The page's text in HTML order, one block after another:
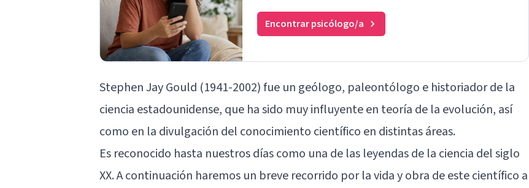
Encontrar psicólogo/a
Stephen Jay Gould (1941-2002) fue un geólogo, paleontólogo e historiador de la
ciencia estadounidense, que ha sido muy influyente en teoría de la evolución, así
como en la divulgación del conocimiento científico en distintas áreas.
Es reconocido hasta nuestros días como una de las leyendas de la ciencia del siglo
XX. A continuación haremos un breve recorrido por la vida y obra de este científico a